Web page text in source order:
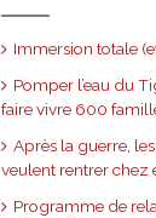
Immersion totale
Pomper l’eau du
faire vivre 600
Après la guerre,
veulent rentrer chez
Programme de